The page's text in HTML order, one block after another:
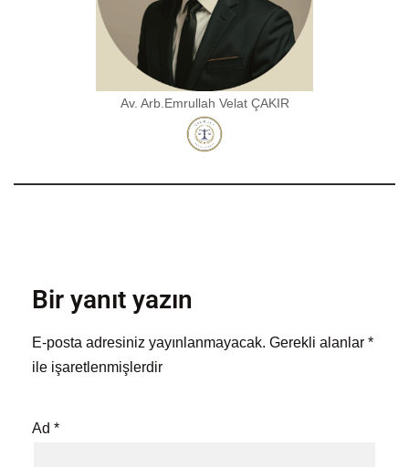
Av. Arb.Emrullah Velat ÇAKIR
Bir yanıt yazın
E-posta adresiniz yayınlanmayacak. Gerekli alanlar *
ile işaretlenmişlerdir
Ad *